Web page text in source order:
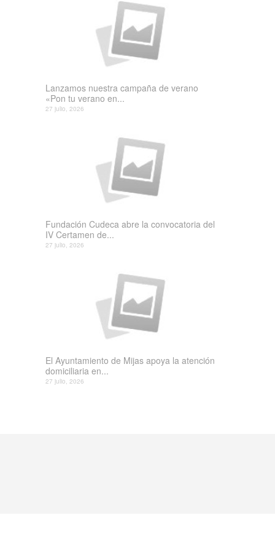
Lanzamos nuestra campaña de verano
«Pon tu verano en...
27 julio, 2026
Fundación Cudeca abre la convocatoria del
IV Certamen de...
27 julio, 2026
El Ayuntamiento de Mijas apoya la atención
domiciliaria en...
27 julio, 2026